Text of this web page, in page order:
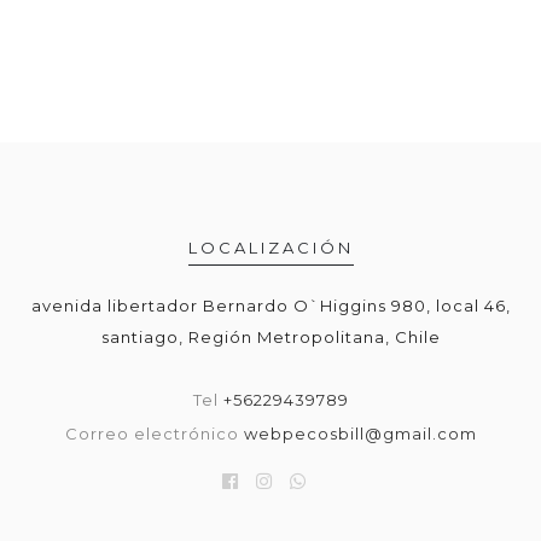
LOCALIZACIÓN
avenida libertador Bernardo O`Higgins 980, local 46,
santiago, Región Metropolitana, Chile
Tel +56229439789
Correo electrónico webpecosbill@gmail.com